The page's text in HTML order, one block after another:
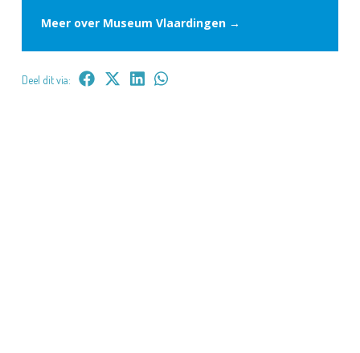
Meer over Museum Vlaardingen →
Deel dit via: